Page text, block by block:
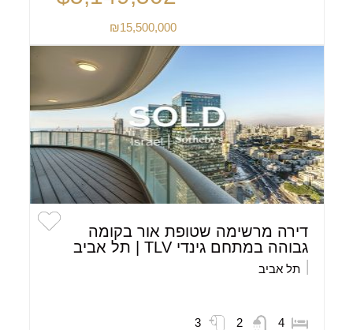
₪15,500,000
דירה מרשימה שטופת אור בקומה
גבוהה במתחם גינדי TLV | תל אביב
תל אביב
4
2
3